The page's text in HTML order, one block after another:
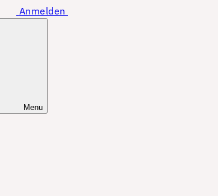
Anmelden
Menu